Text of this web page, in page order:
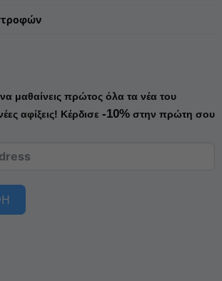
μαθαίνεις πρώτος όλα τα νέα του
αφίξεις! Κέρδισε -10%στην πρώτη σου